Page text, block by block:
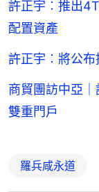
許正宇︰推出
配置資產
許正宇︰將公
商貿團訪中亞｜
雙重門戶
羅兵咸永道